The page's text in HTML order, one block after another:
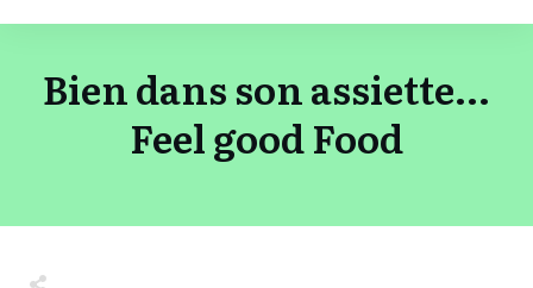
Bien dans son assiette...
Feel good Food